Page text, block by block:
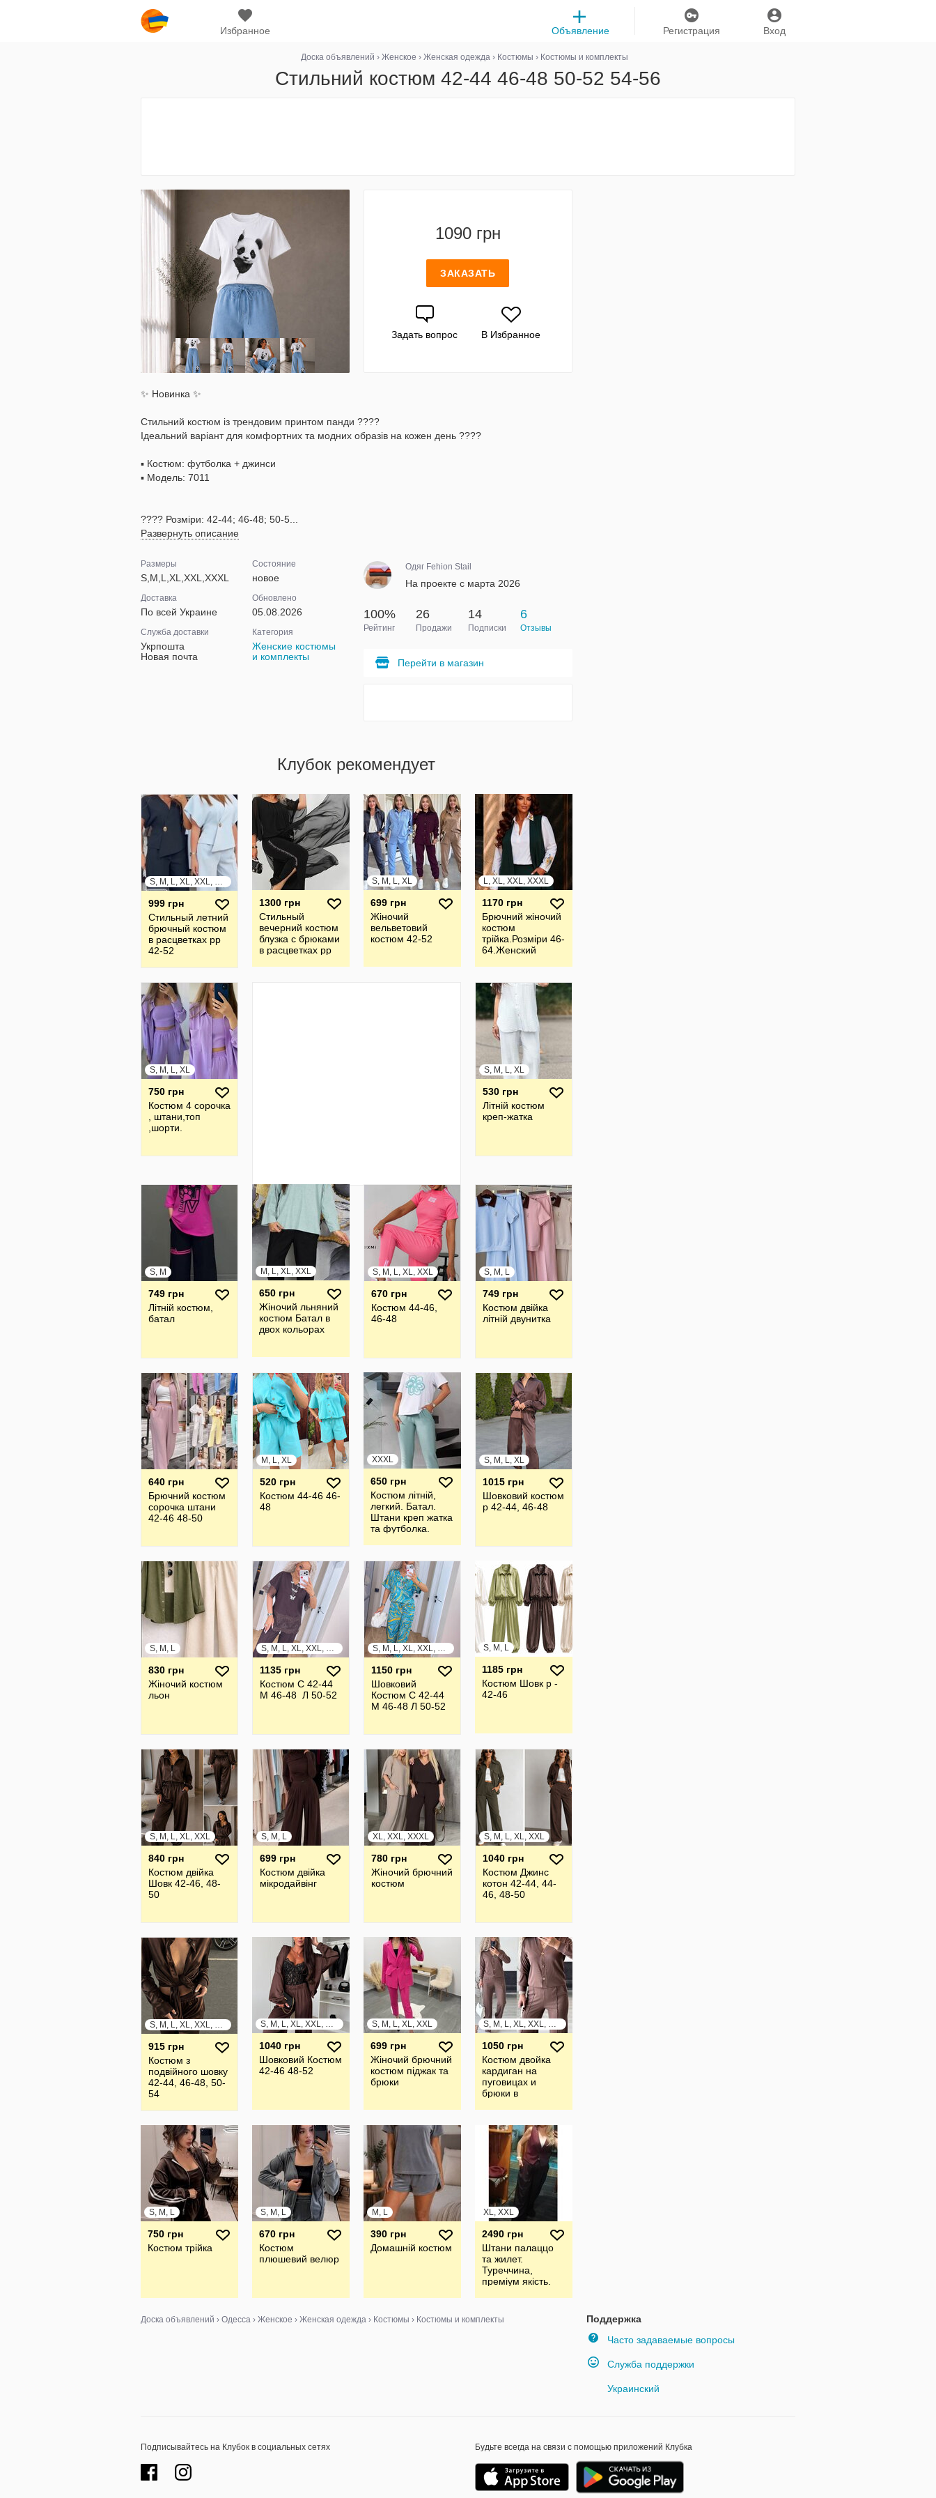
Избранное Вход
Регистрация
Объявление
Доска объявлений › Женское › Женская одежда › Костюмы › Костюмы и комплекты
Стильний костюм 42-44 46-48 50-52 54-56
1090 грн
ЗАКАЗАТЬ
Задать вопрос В Избранное
✨ Новинка ✨
Стильний костюм із трендовим принтом панди ????
Ідеальний варіант для комфортних та модних образів на кожен день ????
▪️ Костюм: футболка + джинси
▪️ Модель: 7011
???? Розміри: 42-44; 46-48; 50-5...
Развернуть описание
Размеры
S,M,L,XL,XXL,XXXL
Доставка
По всей Украине
Служба доставки
Укрпошта
Новая почта
Состояние
новое
Обновлено
05.08.2026
Категория
Женские костюмы
и комплекты
Одяг Fehion Stail
На проекте с марта 2026
100%
Рейтинг
26
Продажи
14
Подписки
6
Отзывы
Перейти в магазин
Клубок рекомендует
S, M, L, XL, XXL, XXXL
999 грн
Стильный летний
брючный костюм
в расцветках рр
42-52
1300 грн
Стильный
вечерний костюм
блузка с брюками
в расцветках рр
S, M, L, XL
699 грн
Жіночий
вельветовий
костюм 42-52
L, XL, XXL, XXXL
1170 грн
Брючний жiночий
костюм
трiйка.Розмiри 46-
64.Женский
S, M, L, XL
750 грн
Костюм 4 сорочка
, штани,топ
,шорти.
S, M, L, XL
530 грн
Літній костюм
креп-жатка
S, M
749 грн
Літній костюм,
батал
M, L, XL, XXL
650 грн
Жіночий льняний
костюм Батал в
двох кольорах
S, M, L, XL, XXL
670 грн
Костюм 44-46,
46-48
S, M, L
749 грн
Костюм двійка
літній двунитка
640 грн
Брючний костюм
сорочка штани
42-46 48-50
M, L, XL
520 грн
Костюм 44-46 46-
48
XXXL
650 грн
Костюм літній,
легкий. Батал.
Штани креп жатка
та футболка.
S, M, L, XL
1015 грн
Шовковий костюм
р 42-44, 46-48
S, M, L
830 грн
Жіночий костюм
льон
S, M, L, XL, XXL, XXXL
1135 грн
Костюм С 42-44
М 46-48 Л 50-52
S, M, L, XL, XXL, XXXL
1150 грн
Шовковий
Костюм С 42-44
М 46-48 Л 50-52
S, M, L
1185 грн
Костюм Шовк р -
42-46
S, M, L, XL, XXL
840 грн
Костюм двійка
Шовк 42-46, 48-
50
S, M, L
699 грн
Костюм двійка
мікродайвінг
XL, XXL, XXXL
780 грн
Жiночий брючний
костюм
S, M, L, XL, XXL
1040 грн
Костюм Джинс
котон 42-44, 44-
46, 48-50
S, M, L, XL, XXL, XXXL
915 грн
Костюм з
подвійного шовку
42-44, 46-48, 50-
54
S, M, L, XL, XXL, XXXL
1040 грн
Шовковий Костюм
42-46 48-52
S, M, L, XL, XXL
699 грн
Жіночий брючний
костюм піджак та
брюки
S, M, L, XL, XXL, XXXL
1050 грн
Костюм двойка
кардиган на
пуговицах и
брюки в
S, M, L
750 грн
Костюм трійка
S, M, L
670 грн
Костюм
плюшевий велюр
M, L
390 грн
Домашній костюм
XL, XXL
2490 грн
Штани палаццо
та жилет.
Туреччина,
преміум якість.
Поддержка
Часто задаваемые вопросы
Служба поддержки
Украинский
Доска объявлений › Одесса › Женское › Женская одежда › Костюмы › Костюмы и комплекты
Подписывайтесь на Клубок в социальных сетях Будьте всегда на связи с помощью приложений Клубка